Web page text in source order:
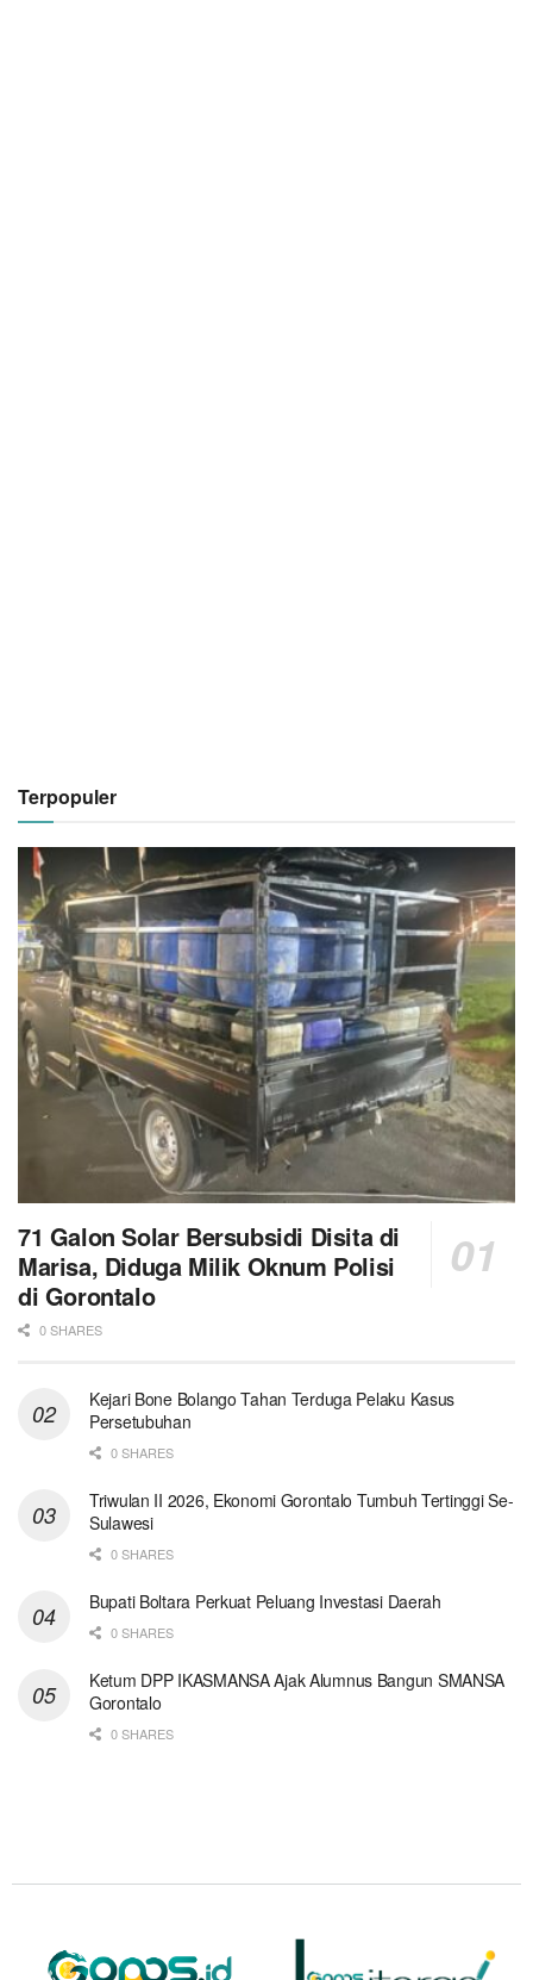
Terpopuler
71 Galon Solar Bersubsidi Disita di
Marisa, Diduga Milik Oknum Polisi
di Gorontalo
0 SHARES
Kejari Bone Bolango Tahan Terduga Pelaku Kasus
Persetubuhan
0 SHARES
Triwulan II 2026, Ekonomi Gorontalo Tumbuh Tertinggi Se-
Sulawesi
0 SHARES
Bupati Boltara Perkuat Peluang Investasi Daerah
0 SHARES
Ketum DPP IKASMANSA Ajak Alumnus Bangun SMANSA
Gorontalo
0 SHARES